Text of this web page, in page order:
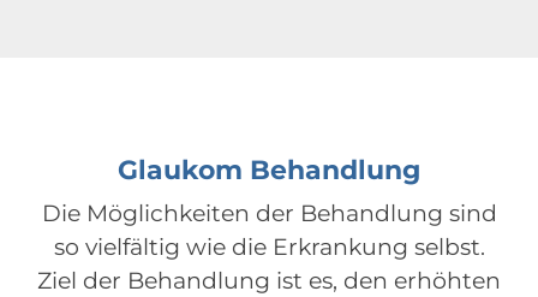
Glaukom Behandlung
Die Möglichkeiten der Behandlung sind
so vielfältig wie die Erkrankung selbst.
Ziel der Behandlung ist es, den erhöhten